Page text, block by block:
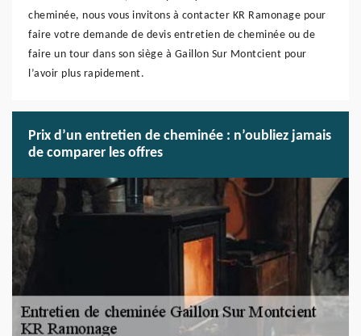
cheminée, nous vous invitons à contacter KR Ramonage pour
faire votre demande de devis entretien de cheminée ou de
faire un tour dans son siège à Gaillon Sur Montcient pour
l’avoir plus rapidement.
Prix d’un entretien de cheminée : n’oubliez jamais
de comparer les offres